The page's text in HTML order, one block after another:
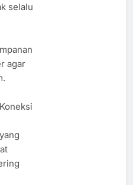
selalu
agar